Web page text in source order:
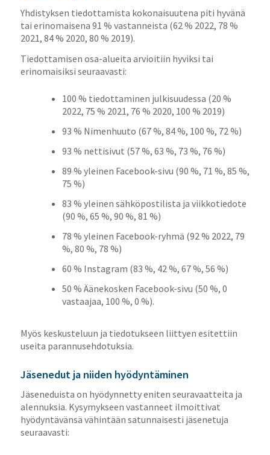
Yhdistyksen tiedottamista kokonaisuutena piti hyvänä
tai erinomaisena 91 % vastanneista (62 % 2022, 78 %
2021, 84 % 2020, 80 % 2019).
Tiedottamisen osa-alueita arvioitiin hyviksi tai
erinomaisiksi seuraavasti:
100 % tiedottaminen julkisuudessa (20 %
2022, 75 % 2021, 76 % 2020, 100 % 2019)
93 % Nimenhuuto (67 %, 84 %, 100 %, 72 %)
93 % nettisivut (57 %, 63 %, 73 %, 76 %)
89 % yleinen Facebook-sivu (90 %, 71 %, 85 %,
75 %)
83 % yleinen sähköpostilista ja viikkotiedote
(90 %, 65 %, 90 %, 81 %)
78 % yleinen Facebook-ryhmä (92 % 2022, 79
%, 80 %, 78 %)
60 % Instagram (83 %, 42 %, 67 %, 56 %)
50 % Äänekosken Facebook-sivu (50 %, 0
vastaajaa, 100 %, 0 %).
Myös keskusteluun ja tiedotukseen liittyen esitettiin
useita parannusehdotuksia.
Jäsenedut ja niiden hyödyntäminen
Jäseneduista on hyödynnetty eniten seuravaatteita ja
alennuksia. Kysymykseen vastanneet ilmoittivat
hyödyntävänsä vähintään satunnaisesti jäsenetuja
seuraavasti: